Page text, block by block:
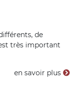
de
très important
en savoir plus